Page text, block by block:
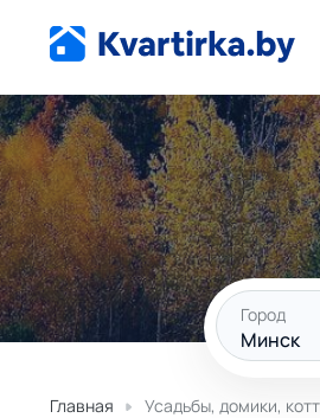
Город
Минск
Главная Усадьбы, домики,